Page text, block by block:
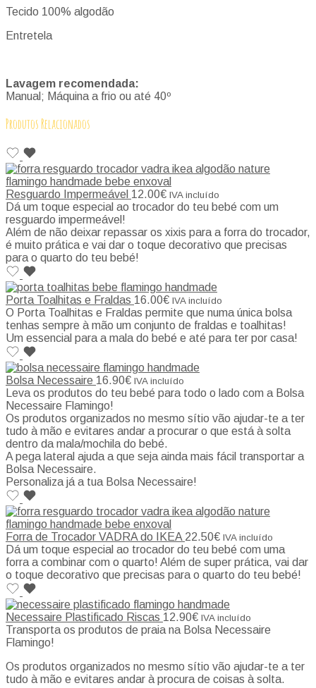
Tecido 100% algodão
Entretela
Lavagem recomendada:
Manual; Máquina a frio ou até 40º
Produtos Relacionados
Resguardo Impermeável 12.00€ IVA incluído
Dá um toque especial ao trocador do teu bebé com um
resguardo impermeável!
Além de não deixar repassar os xixis para a forra do trocador,
é muito prática e vai dar o toque decorativo que precisas
para o quarto do teu bebé!
Porta Toalhitas e Fraldas 16.00€ IVA incluído
O Porta Toalhitas e Fraldas permite que numa única bolsa
tenhas sempre à mão um conjunto de fraldas e toalhitas!
Um essencial para a mala do bebé e até para ter por casa!
Bolsa Necessaire 16.90€ IVA incluído
Leva os produtos do teu bebé para todo o lado com a Bolsa
Necessaire Flamingo!
Os produtos organizados no mesmo sítio vão ajudar-te a ter
tudo à mão e evitares andar a procurar o que está à solta
dentro da mala/mochila do bebé.
A pega lateral ajuda a que seja ainda mais fácil transportar a
Bolsa Necessaire.
Personaliza já a tua Bolsa Necessaire!
Forra de Trocador VADRA do IKEA 22.50€ IVA incluído
Dá um toque especial ao trocador do teu bebé com uma
forra a combinar com o quarto! Além de super prática, vai dar
o toque decorativo que precisas para o quarto do teu bebé!
Necessaire Plastificado Riscas 12.90€ IVA incluído
Transporta os produtos de praia na Bolsa Necessaire
Flamingo!
Os produtos organizados no mesmo sítio vão ajudar-te a ter
tudo à mão e evitares andar à procura de coisas à solta.